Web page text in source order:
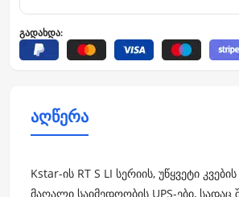
გადახდა:
აღწერა
Kstar-ის RT S LI სერიის, უწყვეტი
მაღალი საიმედოობის UPS-ები, სადაც